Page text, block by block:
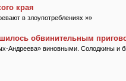
края
в злоупотреблениях »»
обвинительным
Андреева» виновными. Солодкины и